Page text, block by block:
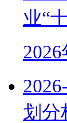
业“
划分